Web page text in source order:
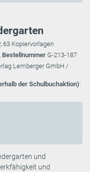
63 Kopiervorlagen
Bestellnummer G-213-187
Lemberger GmbH /
der Schulbuchaktion):
und
und